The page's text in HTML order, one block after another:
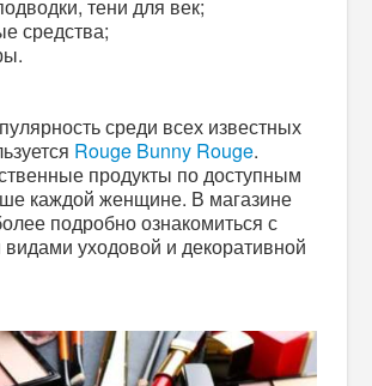
тени для век;
средства;
среди всех известных
Rouge Bunny Rouge.
продукты по доступным
каждой женщине. В магазине
подробно ознакомиться с
уходовой и декоративной